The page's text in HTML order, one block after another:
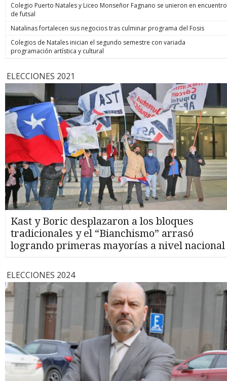
Colegio Puerto Natales y Liceo Monseñor Fagnano se unieron en encuentro
de futsal
Natalinas fortalecen sus negocios tras culminar programa del Fosis
Colegios de Natales inician el segundo semestre con variada
programación artística y cultural
ELECCIONES 2021
Kast y Boric desplazaron a los bloques
tradicionales y el “Bianchismo” arrasó
logrando primeras mayorías a nivel nacional
ELECCIONES 2024